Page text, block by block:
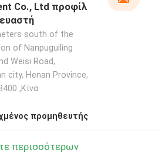
Co., Ltd προφίλ
south of the
of Nanpuguiling
Weisi Road,
city, Henan Province,
,Κίνα
προμηθευτής
περισσότερων